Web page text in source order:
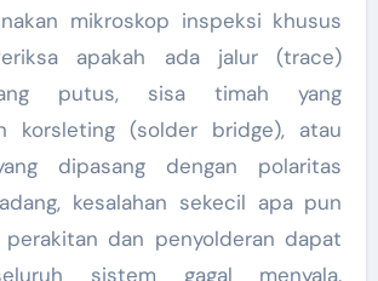
mikroskop inspeksi khusus
apakah ada jalur (trace)
putus, sisa timah yang
korsleting (solder bridge), atau
dipasang dengan polaritas
kesalahan sekecil apa pun
dan penyolderan dapat
sistem gagal menyala.